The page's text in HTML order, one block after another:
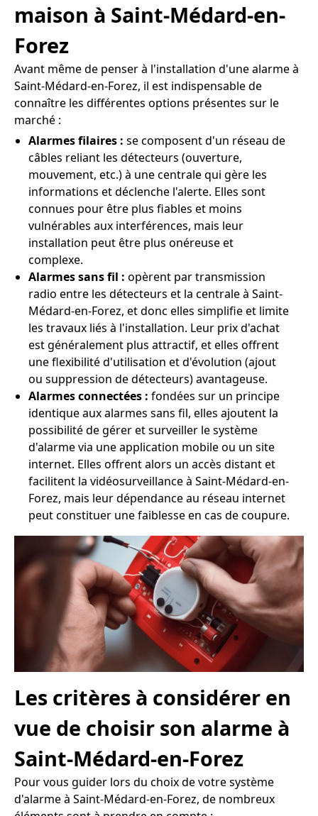
maison à Saint-Médard-en-
Forez
Avant même de penser à l'installation d'une alarme à
Saint-Médard-en-Forez, il est indispensable de
connaître les différentes options présentes sur le
marché :
Alarmes filaires : se composent d'un réseau de
câbles reliant les détecteurs (ouverture,
mouvement, etc.) à une centrale qui gère les
informations et déclenche l'alerte. Elles sont
connues pour être plus fiables et moins
vulnérables aux interférences, mais leur
installation peut être plus onéreuse et
complexe.
Alarmes sans fil : opèrent par transmission
radio entre les détecteurs et la centrale à Saint-
Médard-en-Forez, et donc elles simplifie et limite
les travaux liés à l'installation. Leur prix d'achat
est généralement plus attractif, et elles offrent
une flexibilité d'utilisation et d'évolution (ajout
ou suppression de détecteurs) avantageuse.
Alarmes connectées : fondées sur un principe
identique aux alarmes sans fil, elles ajoutent la
possibilité de gérer et surveiller le système
d'alarme via une application mobile ou un site
internet. Elles offrent alors un accès distant et
facilitent la vidéosurveillance à Saint-Médard-en-
Forez, mais leur dépendance au réseau internet
peut constituer une faiblesse en cas de coupure.
Les critères à considérer en
vue de choisir son alarme à
Saint-Médard-en-Forez
Pour vous guider lors du choix de votre système
d'alarme à Saint-Médard-en-Forez, de nombreux